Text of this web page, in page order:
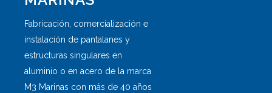
Fabricación, comercialización e
instalación de pantalanes y
estructuras singulares en
aluminio o en acero de la marca
M3 Marinas con más de 40 años